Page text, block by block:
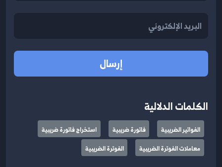
إرسال
الكلمات الدلالية
الفواتير الضريبية فاتورة ضريبية
استخراج فاتورة ضريبية
معاملات الفوترة الضريبية
الفوترة الضريبية